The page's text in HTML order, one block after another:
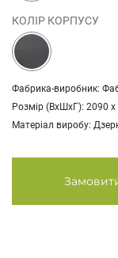
КОЛІР КОРПУСУ
Фабрика-виробник:
Розмір (ВхШхГ): 2090
Матеріал виробу: